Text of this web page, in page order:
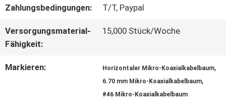
UNS
NEUIGKEITEN
RECHTSSACHEN
Zahlungsbedingungen: T/T, Paypal
Versorgungsmaterial-
Fähigkeit:
15,000 Stück/Woche
Markieren: Horizontaler Mikro-Koaxialkabelbaum,
6.70 mm Mikro-Koaxialkabelbaum,
#46 Mikro-Koaxialkabelbaum